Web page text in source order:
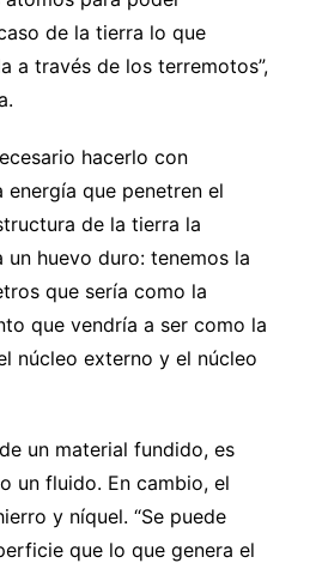
de la tierra lo que
a través de los terremotos”,
hacerlo con
que penetren el
de la tierra la
huevo duro: tenemos la
que sería como la
que vendría a ser como la
núcleo externo y el núcleo
un material fundido, es
un fluido. En cambio, el
y níquel. “Se puede
que lo que genera el